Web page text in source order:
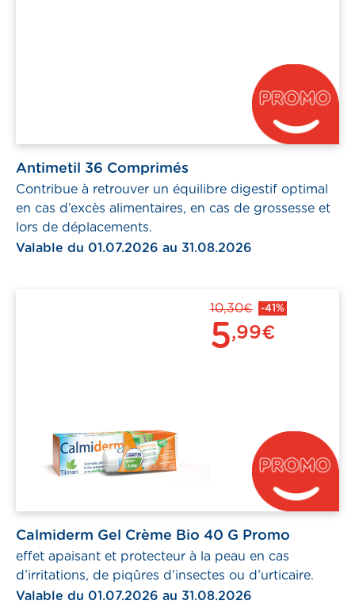
Antimetil 36 Comprimés
Contribue à retrouver un équilibre digestif optimal
en cas d’excès alimentaires, en cas de grossesse et
lors de déplacements.
Valable du 01.07.2026 au 31.08.2026
10,30€ -41%
5,99€
Calmiderm Gel Crème Bio 40 G Promo
effet apaisant et protecteur à la peau en cas
d’irritations, de piqûres d’insectes ou d’urticaire.
Valable du 01.07.2026 au 31.08.2026